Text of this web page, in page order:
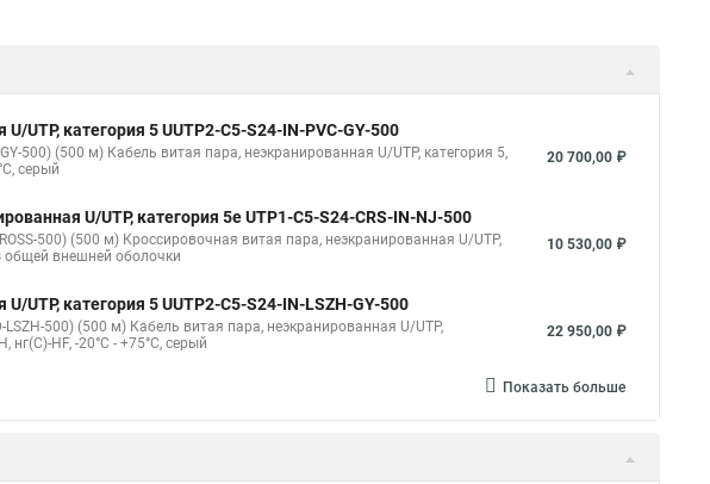
UTP, категория 5 UUTP2-C5-S24-IN-PVC-GY-500
GY-500) (500 м) Кабель витая пара, неэкранированная U/UTP, категория 5,
серый
20 700,00 ₽
U/UTP, категория 5e UTP1-C5-S24-CRS-IN-NJ-500
500) (500 м) Кроссировочная витая пара, неэкранированная U/UTP,
общей внешней оболочки
10 530,00 ₽
UTP, категория 5 UUTP2-C5-S24-IN-LSZH-GY-500
LSZH-500) (500 м) Кабель витая пара, неэкранированная U/UTP,
HF, -20°C - +75°C, серый
22 950,00 ₽
Показать больше